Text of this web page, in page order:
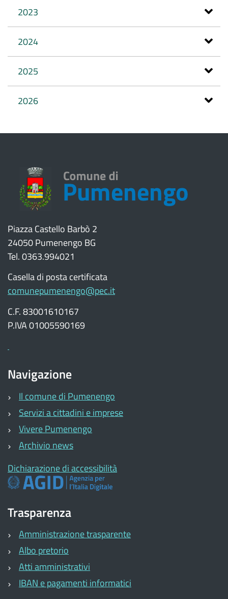
2023
2024
2025
2026
Piazza Castello Barbò 2
24050 Pumenengo BG
Tel. 0363.994021
Casella di posta certificata
comunepumenengo@pec.it
C.F. 83001610167
P.IVA 01005590169
Navigazione
Il comune di Pumenengo
Servizi a cittadini e imprese
Vivere Pumenengo
Archivio news
Dichiarazione di accessibilità
Trasparenza
Amministrazione trasparente
Albo pretorio
Atti amministrativi
IBAN e pagamenti informatici